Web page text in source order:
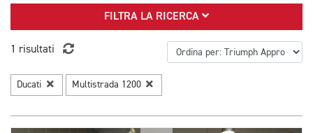
FILTRA LA RICERCA
1 risultati
Ducati Multistrada 1200